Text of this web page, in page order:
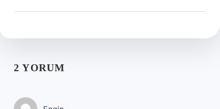
2 YORUM